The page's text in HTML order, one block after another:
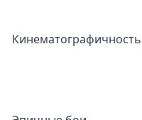
Кинематографичность